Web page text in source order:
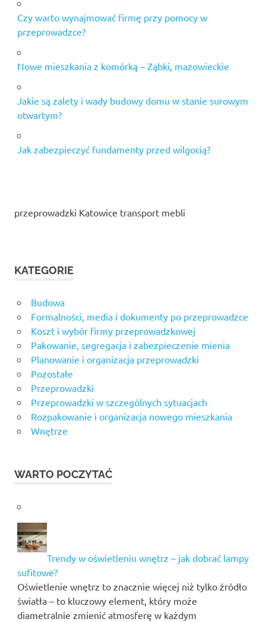
Czy warto wynajmować firmę przy pomocy w
przeprowadzce?
Nowe mieszkania z komórką – Ząbki, mazowieckie
Jakie są zalety i wady budowy domu w stanie surowym
otwartym?
Jak zabezpieczyć fundamenty przed wilgocią?
przeprowadzki Katowice transport mebli
KATEGORIE
Budowa
Formalności, media i dokumenty po przeprowadzce
Koszt i wybór firmy przeprowadzkowej
Pakowanie, segregacja i zabezpieczenie mienia
Planowanie i organizacja przeprowadzki
Pozostałe
Przeprowadzki
Przeprowadzki w szczególnych sytuacjach
Rozpakowanie i organizacja nowego mieszkania
Wnętrze
WARTO POCZYTAĆ
Trendy w oświetleniu wnętrz – jak dobrać lampy
sufitowe?
Oświetlenie wnętrz to znacznie więcej niż tylko źródło
światła – to kluczowy element, który może
diametralnie zmienić atmosferę w każdym